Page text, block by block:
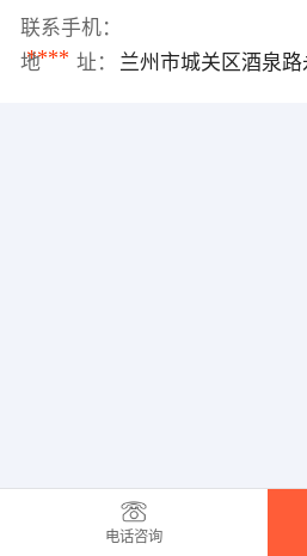
联系手机：
****
地 址： 兰州市城关区酒泉
电话咨询